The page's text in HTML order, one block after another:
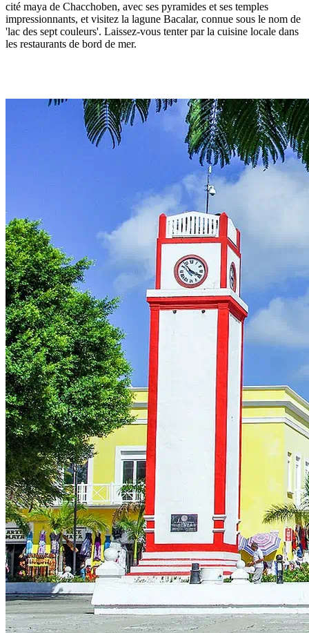
cité maya de Chacchoben, avec ses pyramides et ses temples
impressionnants, et visitez la lagune Bacalar, connue sous le nom de
'lac des sept couleurs'. Laissez-vous tenter par la cuisine locale dans
les restaurants de bord de mer.